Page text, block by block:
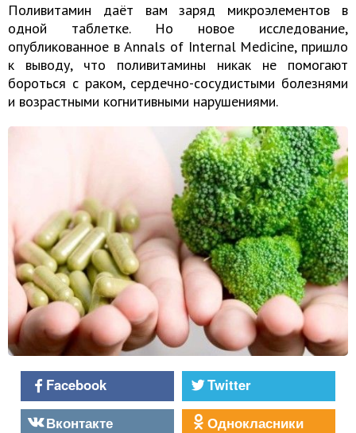
Поливитамин даёт вам заряд микроэлементов в
одной таблетке. Но новое исследование,
опубликованное в Annals of Internal Medicine, пришло
к выводу, что поливитамины никак не помогают
бороться с раком, сердечно-сосудистыми болезнями
и возрастными когнитивными нарушениями.
Facebook
Twitter
Вконтакте
Однокласники